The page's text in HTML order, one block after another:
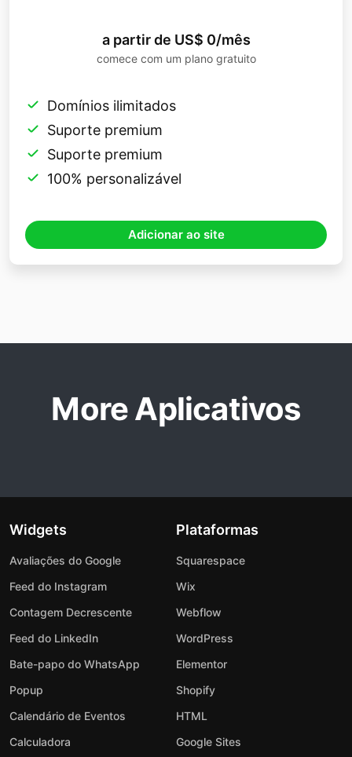
a partir de US$ 0/mês
comece com um plano gratuito
Domínios ilimitados
Suporte premium
Suporte premium
100% personalizável
Adicionar ao site
More Aplicativos
Widgets
Avaliações do Google
Feed do Instagram
Contagem Decrescente
Feed do LinkedIn
Bate-papo do WhatsApp
Popup
Calendário de Eventos
Calculadora
Plataformas
Squarespace
Wix
Webflow
WordPress
Elementor
Shopify
HTML
Google Sites